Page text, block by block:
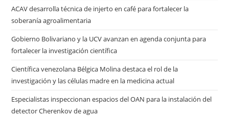
ACAV desarrolla técnica de injerto en café para fortalecer la
soberanía agroalimentaria
Gobierno Bolivariano y la UCV avanzan en agenda conjunta para
fortalecer la investigación científica
Científica venezolana Bélgica Molina destaca el rol de la
investigación y las células madre en la medicina actual
Especialistas inspeccionan espacios del OAN para la instalación del
detector Cherenkov de agua